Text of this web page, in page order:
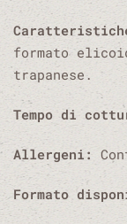
formato
trapanese.
Tempo di
Allergeni:
Formato